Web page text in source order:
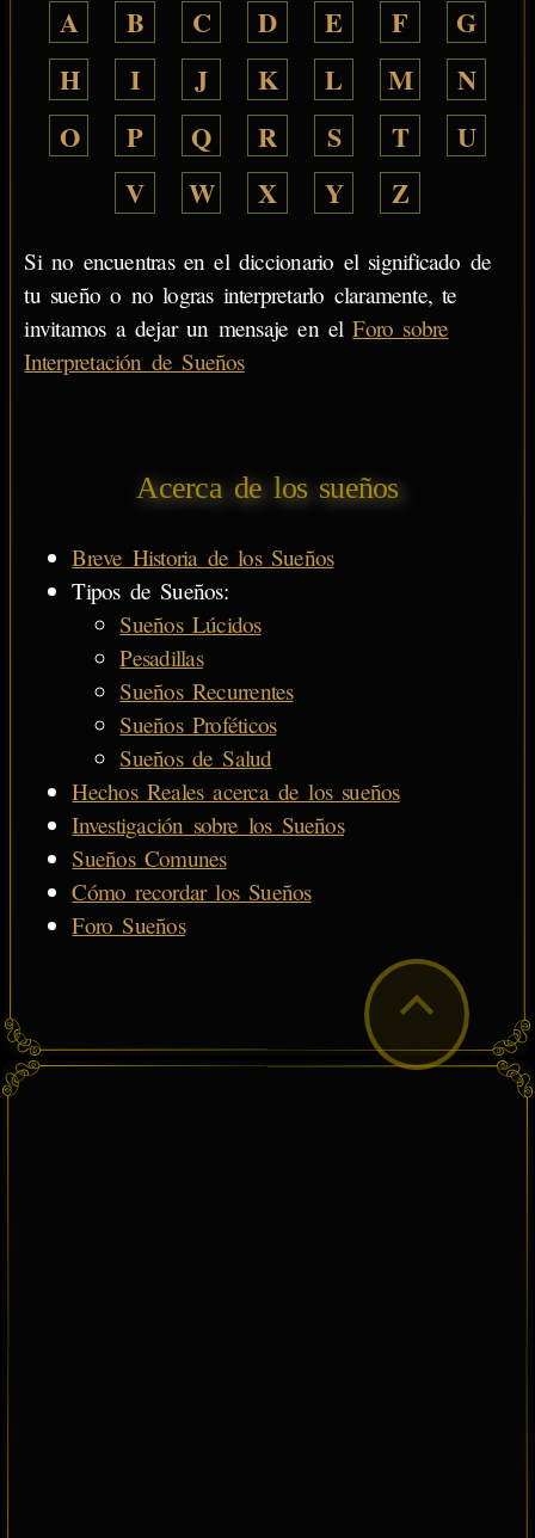
A B C D E F
G
H
I J K L M
N
O
P Q R S T
U
V
W X Y Z
Si no encuentras en el diccionario el significado de
tu sueño o no logras interpretarlo claramente, te
invitamos a dejar un mensaje en elForo sobre
Interpretación de Sueños
Acerca de los sueños
Breve Historia de los Sueños
Tipos de Sueños:
Sueños Lúcidos
Pesadillas
Sueños Recurrentes
Sueños Proféticos
Sueños de Salud
Hechos Reales acerca de los sueños
Investigación sobre los Sueños
Sueños Comunes
Cómo recordar los Sueños
Foro Sueños